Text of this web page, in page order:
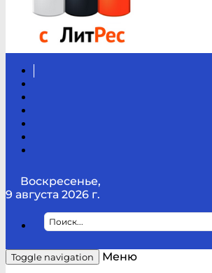
Воскресенье,
9 августа 2026 г.
Toggle navigation
Меню